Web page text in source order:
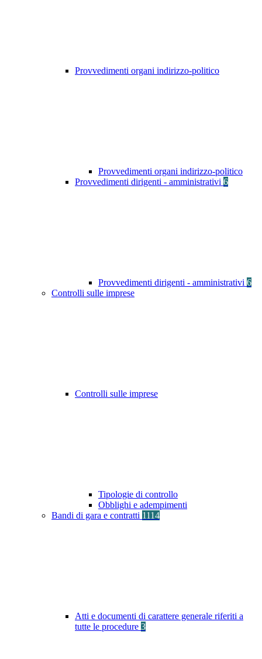
Provvedimenti organi indirizzo-politico
Provvedimenti organi indirizzo-politico
Provvedimenti dirigenti - amministrativi 6
Provvedimenti dirigenti - amministrativi 6
Controlli sulle imprese
Controlli sulle imprese
Tipologie di controllo
Obblighi e adempimenti
Bandi di gara e contratti 1114
Atti e documenti di carattere generale riferiti a
tutte le procedure 3